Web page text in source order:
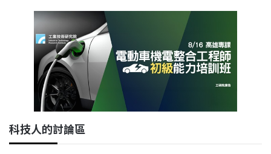
科技人的討論區